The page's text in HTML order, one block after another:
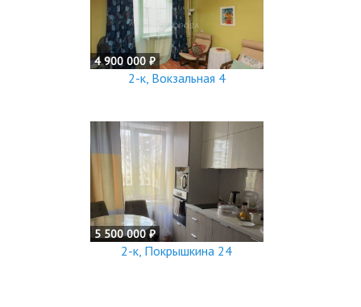
4 900 000 ₽
2-к, Вокзальная 4
5 500 000 ₽
2-к, Покрышкина 24